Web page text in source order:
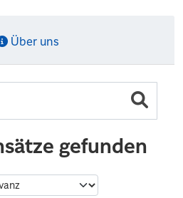
Über uns
gefunden